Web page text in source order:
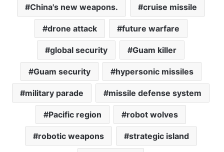
China's new weapons. cruise missile
drone attack future warfare
global security Guam killer
Guam security hypersonic missiles
military parade missile defense system
Pacific region robot wolves
robotic weapons strategic island